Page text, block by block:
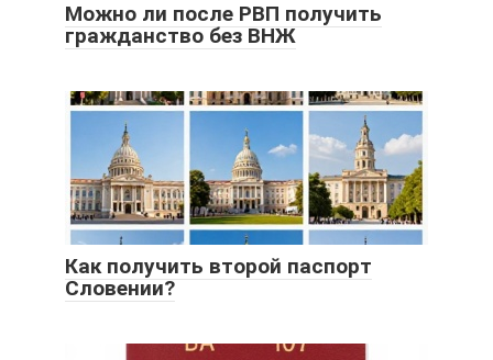
Можно ли после РВП получить
гражданство без ВНЖ
Как получить второй паспорт
Словении?